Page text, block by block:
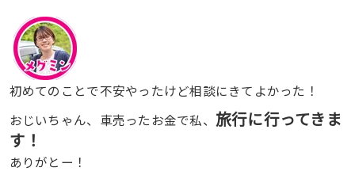
初めてのことで不安やったけど相談にきてよかった！
おじいちゃん、車売ったお金で私、 旅行に行ってきま
す！
ありがとー！